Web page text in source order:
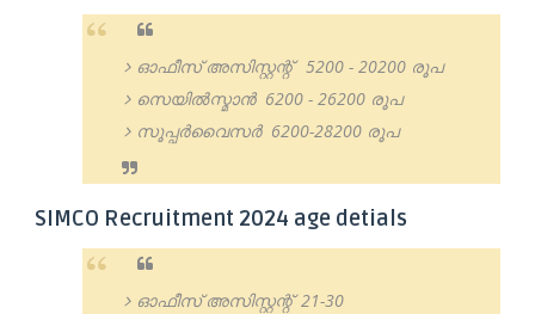
ഓഫീസ് അസിസ്റ്റന്റ് 5200 - 20200 രൂപ
സെയിൽസ്മാൻ 6200 - 26200 രൂപ
സൂപ്പർവൈസർ 6200-28200 രൂപ
SIMCO Recruitment 2024 age detials
ഓഫീസ് അസിസ്റ്റന്റ് 21-30